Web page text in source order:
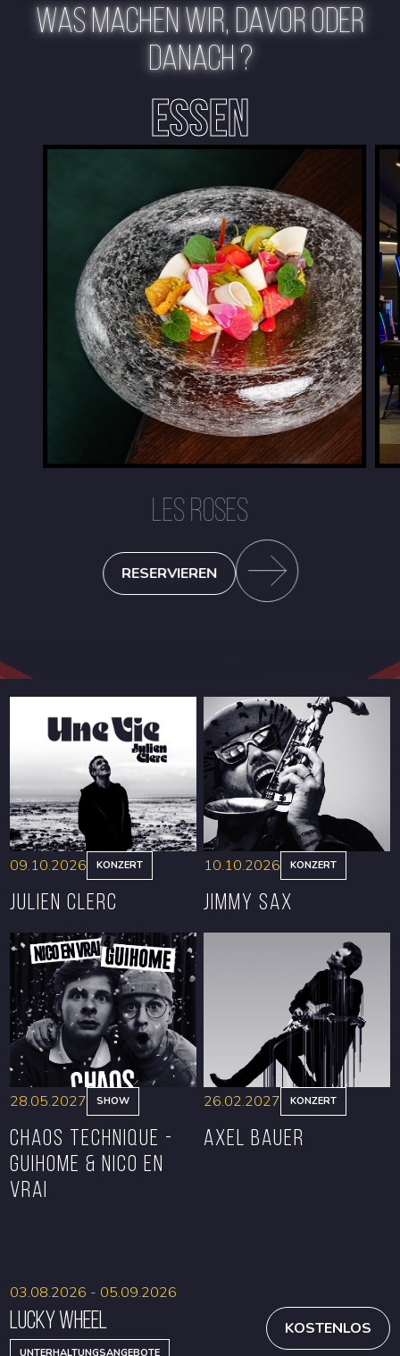
WAS MACHEN WIR, DAVOR ODER
DANACH ?
ESSEN
LES ROSES
RESERVIEREN
RESERVIEREN
09.10.2026 KONZERT
Julien Clerc
RESERVIEREN
10.10.2026 KONZERT
Jimmy Sax
28.05.2027 SHOW
CHAOS TECHNIQUE -
GUIHOME & NICO EN
VRAI
26.02.2027 KONZERT
Axel Bauer
Lucky Wheel
UNTERHALTUNGSANGEBOTE
03.08.2026 - 05.09.2026
KOSTENLOS